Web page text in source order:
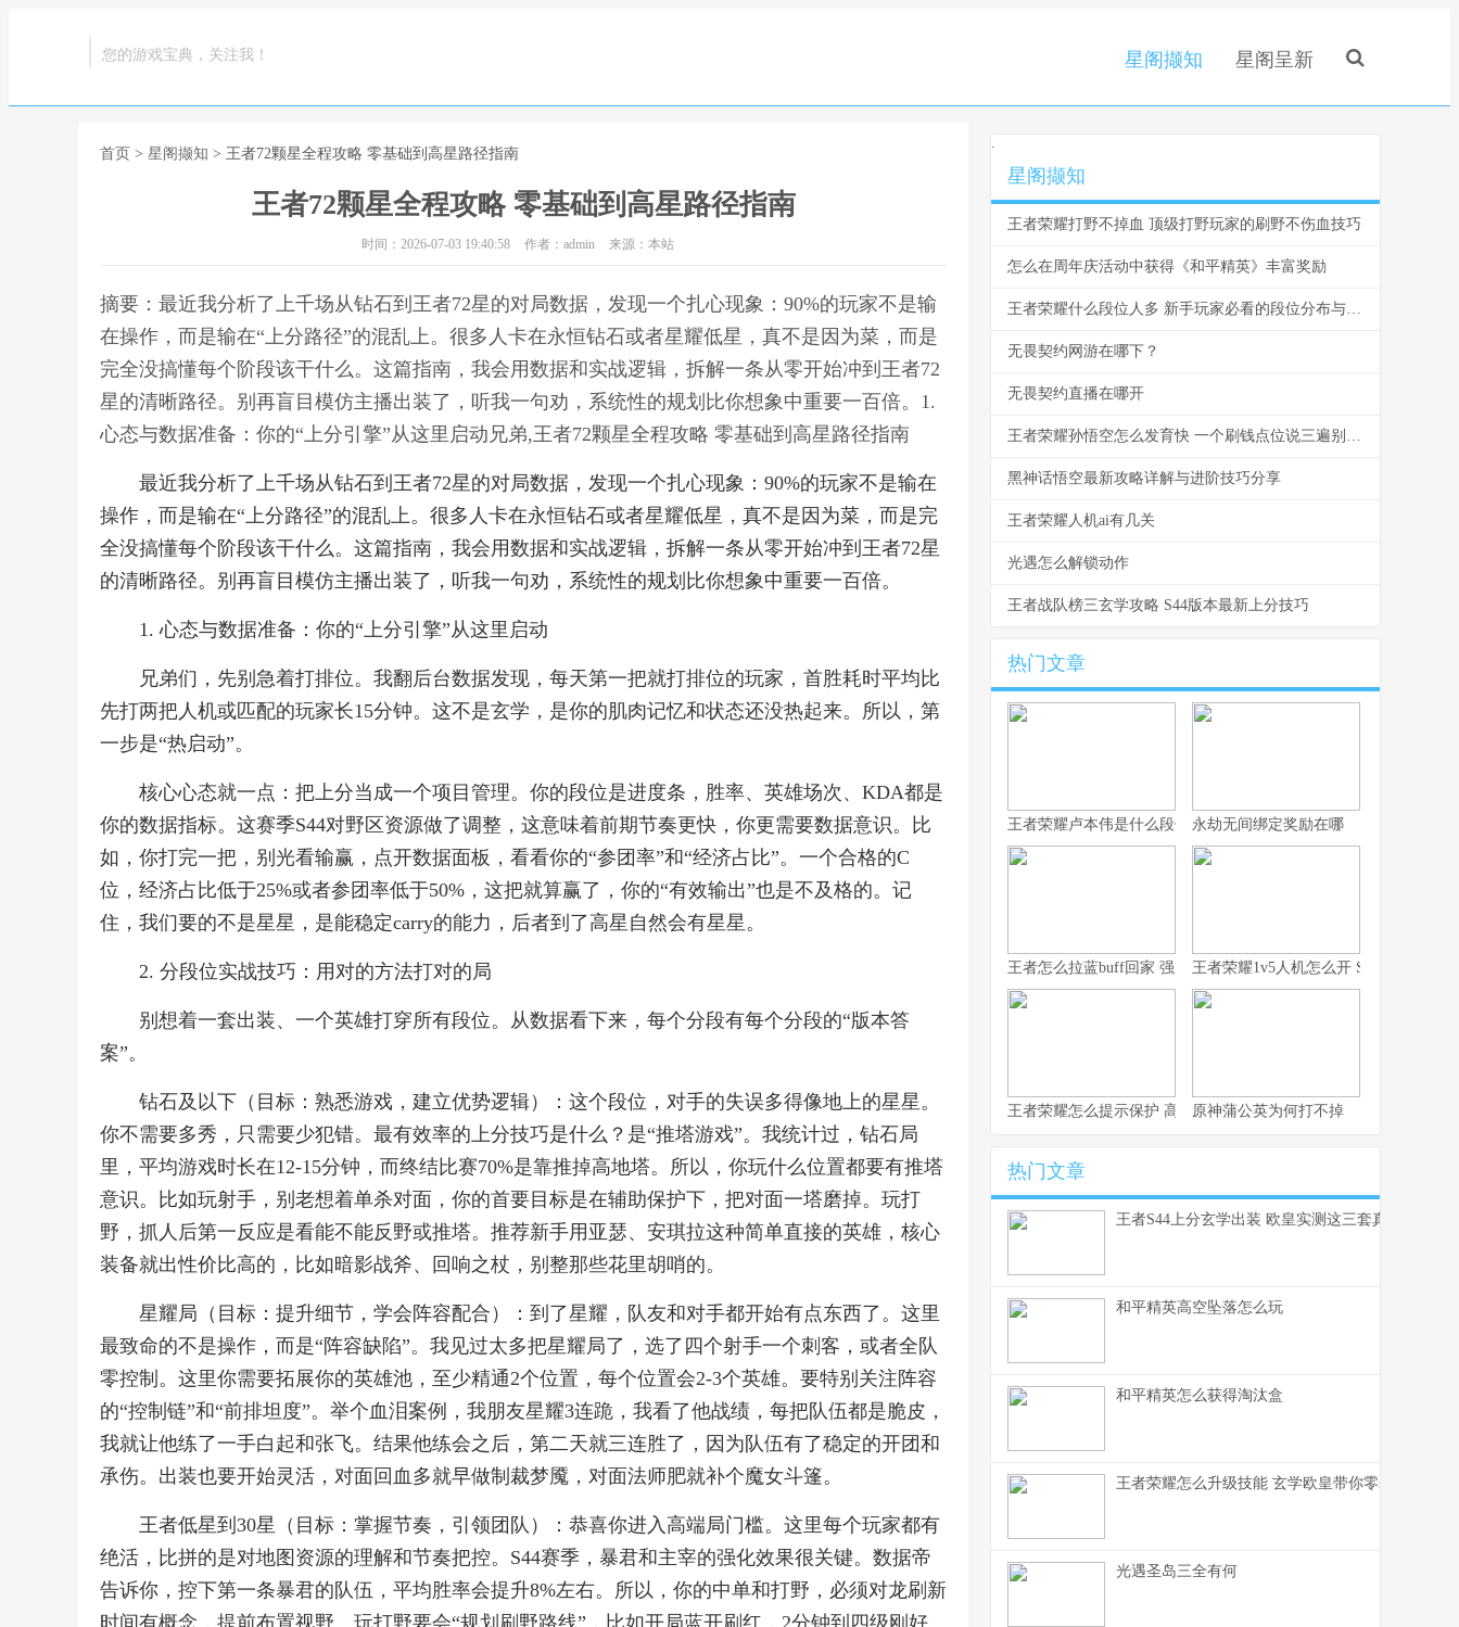
您的游戏宝典，关注我！ 星阁撷知 星阁呈新
首页 > 星阁撷知 > 王者72颗星全程攻略 零基础到高星路径指南
王者72颗星全程攻略 零基础到高星路径指南
时间：2026-07-03 19:40:58 作者：admin 来源：本站
摘要：最近我分析了上千场从钻石到王者72星的对局数据，发现一个扎心现象：90%的玩家不是输
在操作，而是输在“上分路径”的混乱上。很多人卡在永恒钻石或者星耀低星，真不是因为菜，而是
完全没搞懂每个阶段该干什么。这篇指南，我会用数据和实战逻辑，拆解一条从零开始冲到王者72
星的清晰路径。别再盲目模仿主播出装了，听我一句劝，系统性的规划比你想象中重要一百倍。1.
心态与数据准备：你的“上分引擎”从这里启动兄弟,王者72颗星全程攻略 零基础到高星路径指南
最近我分析了上千场从钻石到王者72星的对局数据，发现一个扎心现象：90%的玩家不是输在
操作，而是输在“上分路径”的混乱上。很多人卡在永恒钻石或者星耀低星，真不是因为菜，而是完
全没搞懂每个阶段该干什么。这篇指南，我会用数据和实战逻辑，拆解一条从零开始冲到王者72星
的清晰路径。别再盲目模仿主播出装了，听我一句劝，系统性的规划比你想象中重要一百倍。
1. 心态与数据准备：你的“上分引擎”从这里启动
兄弟们，先别急着打排位。我翻后台数据发现，每天第一把就打排位的玩家，首胜耗时平均比
先打两把人机或匹配的玩家长15分钟。这不是玄学，是你的肌肉记忆和状态还没热起来。所以，第
一步是“热启动”。
核心心态就一点：把上分当成一个项目管理。你的段位是进度条，胜率、英雄场次、KDA都是
你的数据指标。这赛季S44对野区资源做了调整，这意味着前期节奏更快，你更需要数据意识。比
如，你打完一把，别光看输赢，点开数据面板，看看你的“参团率”和“经济占比”。一个合格的C
位，经济占比低于25%或者参团率低于50%，这把就算赢了，你的“有效输出”也是不及格的。记
住，我们要的不是星星，是能稳定carry的能力，后者到了高星自然会有星星。
2. 分段位实战技巧：用对的方法打对的局
别想着一套出装、一个英雄打穿所有段位。从数据看下来，每个分段有每个分段的“版本答
案”。
钻石及以下（目标：熟悉游戏，建立优势逻辑）：这个段位，对手的失误多得像地上的星星。
你不需要多秀，只需要少犯错。最有效率的上分技巧是什么？是“推塔游戏”。我统计过，钻石局
里，平均游戏时长在12-15分钟，而终结比赛70%是靠推掉高地塔。所以，你玩什么位置都要有推塔
意识。比如玩射手，别老想着单杀对面，你的首要目标是在辅助保护下，把对面一塔磨掉。玩打
野，抓人后第一反应是看能不能反野或推塔。推荐新手用亚瑟、安琪拉这种简单直接的英雄，核心
装备就出性价比高的，比如暗影战斧、回响之杖，别整那些花里胡哨的。
星耀局（目标：提升细节，学会阵容配合）：到了星耀，队友和对手都开始有点东西了。这里
最致命的不是操作，而是“阵容缺陷”。我见过太多把星耀局了，选了四个射手一个刺客，或者全队
零控制。这里你需要拓展你的英雄池，至少精通2个位置，每个位置会2-3个英雄。要特别关注阵容
的“控制链”和“前排坦度”。举个血泪案例，我朋友星耀3连跪，我看了他战绩，每把队伍都是脆皮，
我就让他练了一手白起和张飞。结果他练会之后，第二天就三连胜了，因为队伍有了稳定的开团和
承伤。出装也要开始灵活，对面回血多就早做制裁梦魇，对面法师肥就补个魔女斗篷。
王者低星到30星（目标：掌握节奏，引领团队）：恭喜你进入高端局门槛。这里每个玩家都有
绝活，比拼的是对地图资源的理解和节奏把控。S44赛季，暴君和主宰的强化效果很关键。数据帝
告诉你，控下第一条暴君的队伍，平均胜率会提升8%左右。所以，你的中单和打野，必须对龙刷新
时间有概念，提前布置视野。玩打野要会“规划刷野路线”，比如开局蓝开刷红，2分钟到四级刚好
.
星阁撷知
王者荣耀打野不掉血 顶级打野玩家的刷野不伤血技巧
怎么在周年庆活动中获得《和平精英》丰富奖励
王者荣耀什么段位人多 新手玩家必看的段位分布与爬坑指南
无畏契约网游在哪下？
无畏契约直播在哪开
王者荣耀孙悟空怎么发育快 一个刷钱点位说三遍别再浪了
黑神话悟空最新攻略详解与进阶技巧分享
王者荣耀人机ai有几关
光遇怎么解锁动作
王者战队榜三玄学攻略 S44版本最新上分技巧
热门文章
王者荣耀卢本伟是什么段位 从数据看卢本伟的实战定位与上限
永劫无间绑定奖励在哪
王者怎么拉蓝buff回家 强度排行与拉野技巧全解析
王者荣耀1v5人机怎么开 S44赛季入口
王者荣耀怎么提示保护 高效局内沟通速成指南
原神蒲公英为何打不掉
热门文章
王者S44上分玄学出装 欧皇实测这三套真的能赢
和平精英高空坠落怎么玩
和平精英怎么获得淘汰盒
王者荣耀怎么升级技能 玄学欧皇带你零基础入门
光遇圣岛三全有何